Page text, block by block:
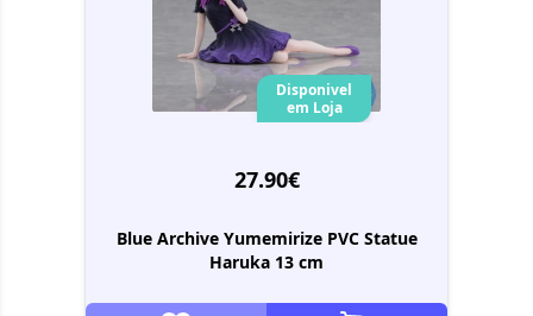
Disponivel
em Loja
27.90€
Blue Archive Yumemirize PVC Statue
Haruka 13 cm